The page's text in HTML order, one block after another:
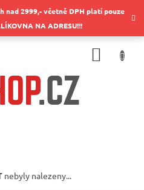
nad 2999,- včetně DPH platí pouze
NA ADRESU!!!
nebyly nalezeny...